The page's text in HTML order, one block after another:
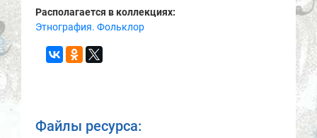
Располагается в коллекциях:
Этнография. Фольклор
Файлы ресурса: